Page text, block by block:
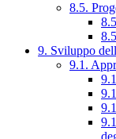
8.5.
9. Sviluppo
9.1.